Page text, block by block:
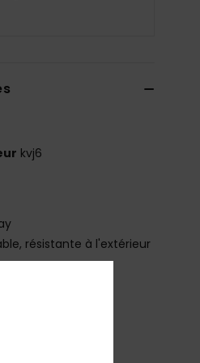
kvj6
résistante à l'extérieur